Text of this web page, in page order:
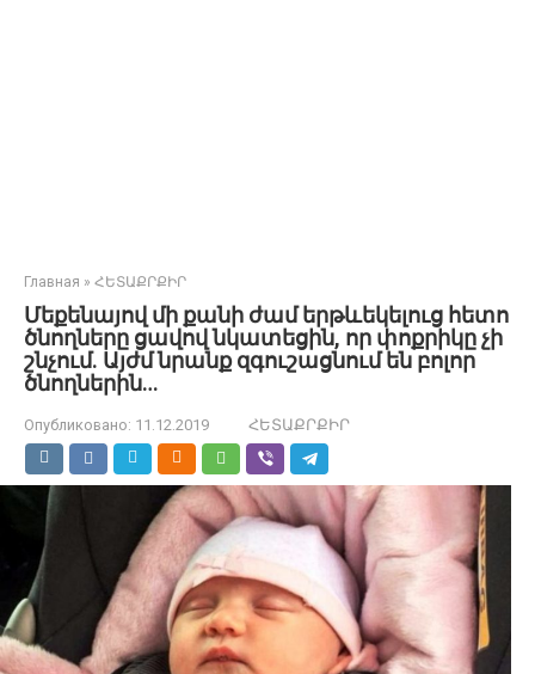
Главная » ՀԵՏԱՔՐՔԻՐ
Մեքենայով մի քանի ժամ երթևեկելուց հետո
ծնողները ցավով նկատեցին, որ փոքրիկը չի
շնչում. Այժմ նրանք զգուշացնում են բոլոր
ծնողներին…
Опубликовано: 11.12.2019 ՀԵՏԱՔՐՔԻՐ